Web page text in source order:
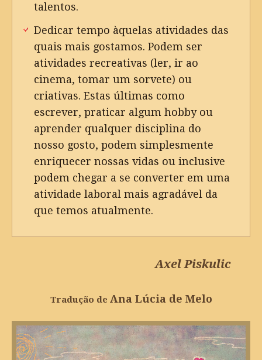
talentos.
Dedicar tempo àquelas atividades das
quais mais gostamos. Podem ser
atividades recreativas (ler, ir ao
cinema, tomar um sorvete) ou
criativas. Estas últimas como
escrever, praticar algum hobby ou
aprender qualquer disciplina do
nosso gosto, podem simplesmente
enriquecer nossas vidas ou inclusive
podem chegar a se converter em uma
atividade laboral mais agradável da
que temos atualmente.
Axel Piskulic
Tradução de Ana Lúcia de Melo